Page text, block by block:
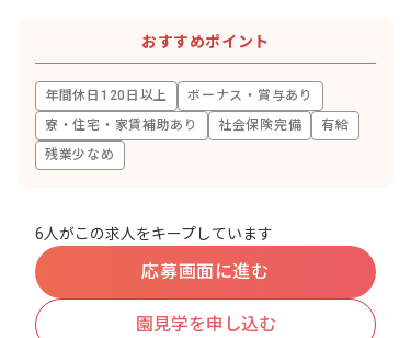
おすすめポイント
年間休日120日以上
ボーナス・賞与あり
寮・住宅・家賃補助あり
社会保険完備
有給
残業少なめ
6人がこの求人をキープしています
応募画面に進む
園見学を申し込む